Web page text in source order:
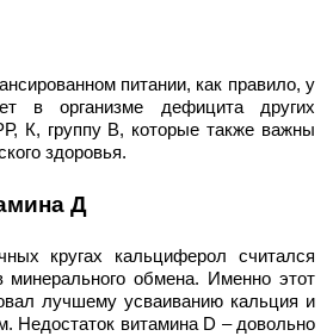
питании, как правило, у
в организме дефицита других
К, группу В, которые также важны
здоровья.
Д
кругах кальциферол считался
минерального обмена. Именно этот
лучшему усваиванию кальция и
Недостаток витамина D – довольно